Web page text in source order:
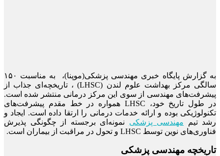
به گزارش پایگاه خبری مهندسی پزشکی(موپنا)، به مناسبت ۱۵۰
سالگی مرکز بهداشت علوم لندن (LHSC) ، تاریخچه‌ای جذاب از
پیشرفت‌های مهندسی از سوی این مرکز درمانی منتشر شده است.
در طول تاریخ خود، LHSC همواره در خط مقدم پیشرفت‌های
تکنولوژیکی بوده و ارائه خدمات درمانی را ارتقا داده است. ایجاد و
رشد تیم مهندسی پزشکی نمونه‌ای برجسته از چگونگی پذیرش
فناوری‌های نوین توسط LHSC و تحول در مراقبت از بیماران است.
تاریخچه مهندسی پزشکی